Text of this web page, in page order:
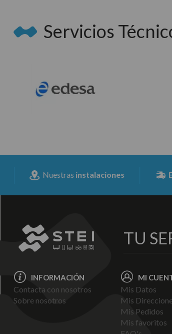
Servicios
Nuestras instalaciones Envió
TU
INFORMACIÓN
Contacta con nosotros
Sobre nosotros
MI
Mis Datos
Mis
Mis Pedidos
Mis favoritos